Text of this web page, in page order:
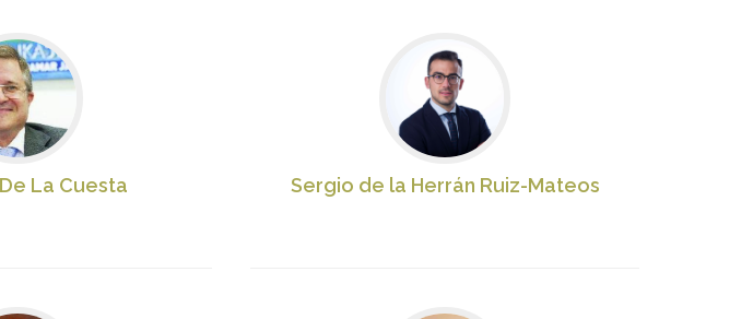
La Cuesta Sergio de la Herrán Ruiz-Mateos